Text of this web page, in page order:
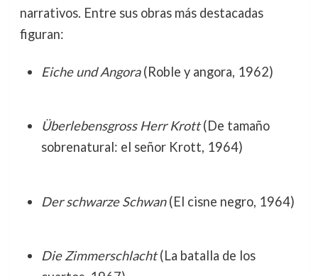
narrativos. Entre sus obras más destacadas
figuran:
Eiche und Angora(Roble y angora, 1962)
Überlebensgross Herr Krott(De tamaño
sobrenatural: el señor Krott, 1964)
Der schwarze Schwan(El cisne negro, 1964)
Die Zimmerschlacht(La batalla de los